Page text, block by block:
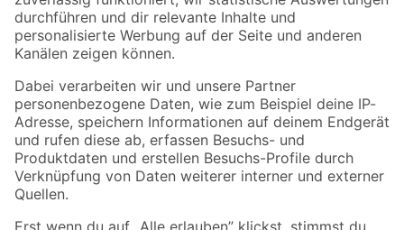
Folge uns
Zahlungsarten Versandarten
Sicher einkaufen